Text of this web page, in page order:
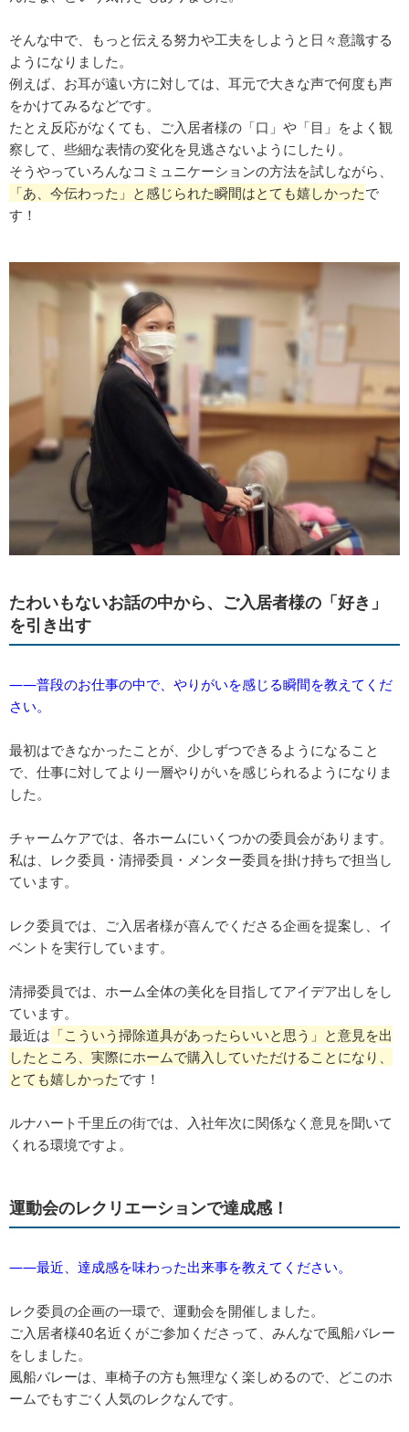
そんな中で、もっと伝える努力や工夫をしようと日々意識する
ようになりました。
例えば、お耳が遠い方に対しては、耳元で大きな声で何度も声
をかけてみるなどです。
たとえ反応がなくても、ご入居者様の「口」や「目」をよく観
察して、些細な表情の変化を見逃さないようにしたり。
そうやっていろんなコミュニケーションの方法を試しながら、
「あ、今伝わった」と感じられた瞬間はとても嬉しかったで
す！
たわいもないお話の中から、ご入居者様の「好き」
を引き出す
――普段のお仕事の中で、やりがいを感じる瞬間を教えてくだ
さい。
最初はできなかったことが、少しずつできるようになること
で、仕事に対してより一層やりがいを感じられるようになりま
した。
チャームケアでは、各ホームにいくつかの委員会があります。
私は、レク委員・清掃委員・メンター委員を掛け持ちで担当し
ています。
レク委員では、ご入居者様が喜んでくださる企画を提案し、イ
ベントを実行しています。
清掃委員では、ホーム全体の美化を目指してアイデア出しをし
ています。
最近は 「こういう掃除道具があったらいいと思う」と意見を出
したところ、実際にホームで購入していただけることになり、
とても嬉しかったです！
ルナハート千里丘の街では、入社年次に関係なく意見を聞いて
くれる環境ですよ。
運動会のレクリエーションで達成感！
――最近、達成感を味わった出来事を教えてください。
レク委員の企画の一環で、運動会を開催しました。
ご入居者様40名近くがご参加くださって、みんなで風船バレー
をしました。
風船バレーは、車椅子の方も無理なく楽しめるので、どこのホ
ームでもすごく人気のレクなんです。